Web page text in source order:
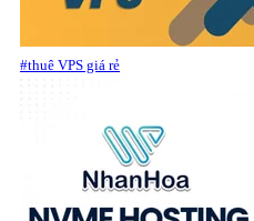
#thuê VPS giá rẻ